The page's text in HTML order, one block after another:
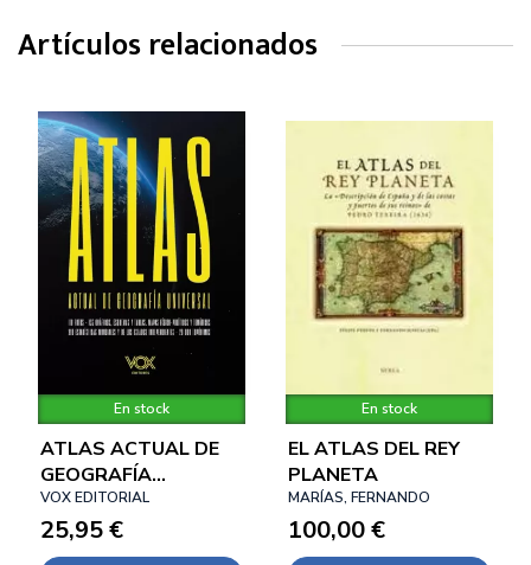
Artículos relacionados
En stock
ATLAS ACTUAL DE
GEOGRAFÍA
UNIVERSAL VOX
VOX EDITORIAL
25,95 €
En stock
EL ATLAS DEL REY
PLANETA
MARÍAS, FERNANDO
100,00 €